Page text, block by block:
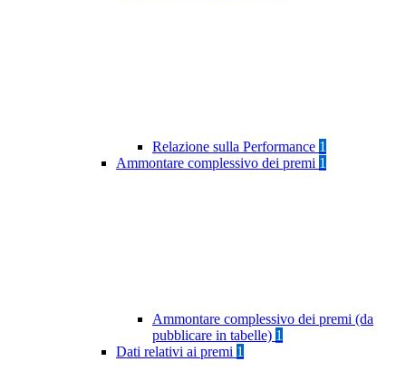
Relazione sulla Performance 1
Ammontare complessivo dei premi 1
Ammontare complessivo dei premi (da
pubblicare in tabelle) 1
Dati relativi ai premi 1